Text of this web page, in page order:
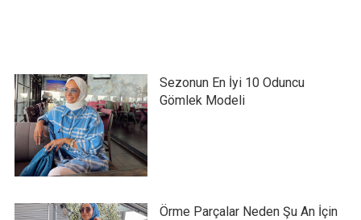
Sezonun En İyi 10 Oduncu
Gömlek Modeli
Örme Parçalar Neden Şu An İçin